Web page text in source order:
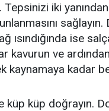
Tepsinizi iki
sağlayın.
ısındığında ise
kavurun ve
kaynamaya kadar
küp doğrayın.